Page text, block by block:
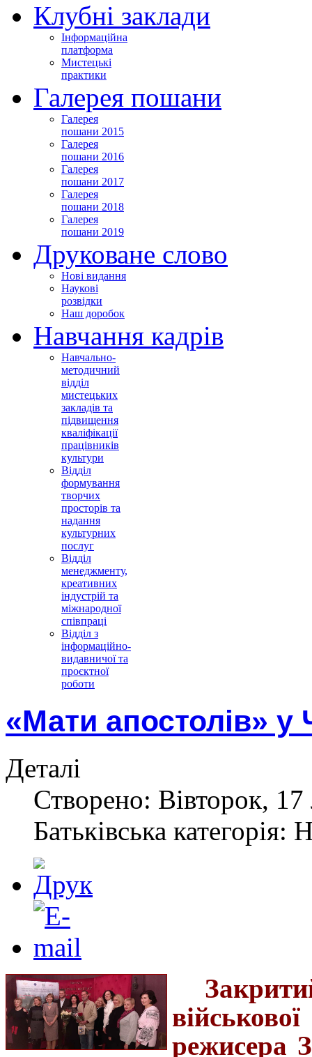
Клубні заклади
Інформаційна
платформа
Мистецькі
практики
Галерея пошани
Галерея
пошани 2015
Галерея
пошани 2016
Галерея
пошани 2017
Галерея
пошани 2018
Галерея
пошани 2019
Друковане слово
Нові видання
Наукові
розвідки
Наш доробок
Навчання кадрів
Навчально-
методичний
відділ
мистецьких
закладів та
підвищення
кваліфікації
працівників
культури
Відділ
формування
творчих
просторів та
надання
культурних
послуг
Відділ
менеджменту,
креативних
індустрій та
міжнародної
співпраці
Відділ з
інформаційно-
видавничої та
проєктної
роботи
«Мати апостолів» у
Деталі
Створено: Вівторок,
Батьківська категорія:
режисера